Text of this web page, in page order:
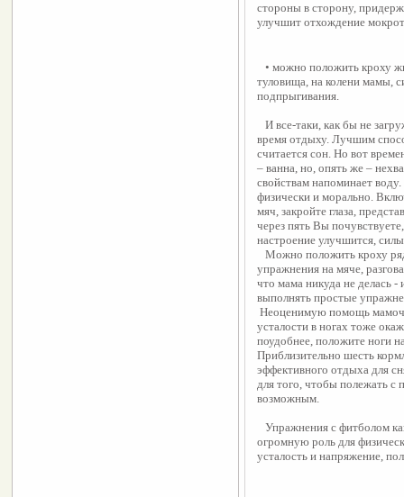
стороны в сторону,
улучшит отхождение
туловища, на колени мамы,
подпрыгивания.
время отдыху. Лучшим
считается сон. Но вот
– ванна, но, опять же –
свойствам напоминает
физически и морально.
мяч, закройте глаза,
через пять Вы
настроение улучшится,
упражнения на мяче,
что мама никуда не делась
выполнять простые
усталости в ногах тоже
поудобнее, положите ноги
Приблизительно шесть
эффективного отдыха для
для того, чтобы полежать с
возможным.
огромную роль для
усталость и напряжение,